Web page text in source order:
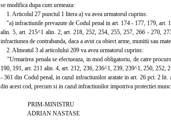
se modifica dupa cum urmeaza:
1. Articolul 27 punctul 1 litera a) va avea urmatorul cuprins:
"a) infractiunile prevazute de Codul penal in art. 174 - 177, 179, art.
alin. 5, art. 215^1 alin. 2, art. 218, 252, 254, 255, 257, 266 - 270,
infractiunea de contrabanda, daca a avut ca obiect arme, munitii sau
2. Alineatul 3 al articolului 209 va avea urmatorul cuprins:
"Urmarirea penala se efectueaza, in mod obligatoriu, de catre
190, 191, art. 211 alin. 4, art. 212, 236, 236^1, 239, 239^1, 250,
- 361 din Codul penal, in cazul infractiunilor aratate in art. 26 pct. 2
din acest cod, precum si in cazul infractiunilor impotriva protectiei
PRIM-MINISTRU
ADRIAN NASTASE